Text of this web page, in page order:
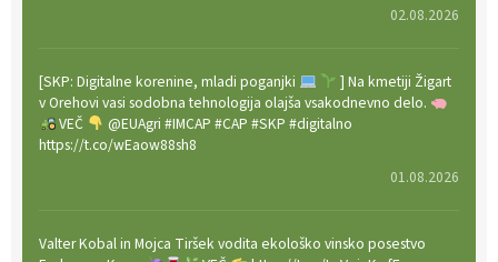
02.08.2026
[SKP: Digitalne korenine, mladi poganjki
] Na kmetiji Žigart
v Orehovi vasi sodobna tehnologija olajša vsakodnevno delo.
VEČ
@EUAgri #IMCAP #CAP #SKP #digitalno
https://t.co/wEaow88sh8
01.08.2026
Valter Kobal in Mojca Tiršek vodita ekološko vinsko posestvo